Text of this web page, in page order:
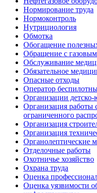
Нормирование труда
Нормоконтроль
Нутрициология
Обмотка
Обогащение
Обращение с
Обслуживание
Обязательное
Опасные отходы
Оператор
Организации детско-
Организация работы
ограниченного
Организация
Организация
Органолептические
Отделочные работы
Охотничье хозяйство
Охрана труда
Оценка
Оценка уязвимости